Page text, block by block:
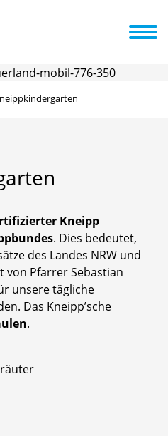
Termine
Kneipp
. Dies bedeutet,
des Landes NRW und
von Pfarrer Sebastian
unsere tägliche
Das Kneipp’sche
.